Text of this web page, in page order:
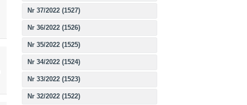
Nr 37/2022 (1527)
Nr 36/2022 (1526)
Nr 35/2022 (1525)
Nr 34/2022 (1524)
Nr 33/2022 (1523)
Nr 32/2022 (1522)